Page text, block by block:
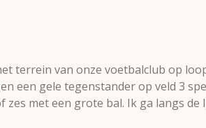
terrein van onze voetbalclub op
een gele tegenstander op veld 3
zes met een grote bal. Ik ga langs de